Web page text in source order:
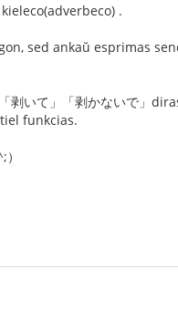
.
sed ankaŭ esprimas
剥いて」「剥かないで」
funkcias.